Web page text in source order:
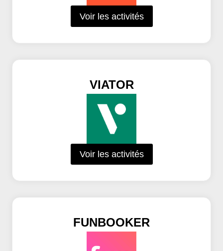
Voir les activités
VIATOR
Voir les activités
FUNBOOKER